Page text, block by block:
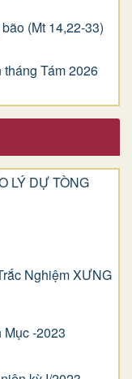
(Mt 14,22-33)
Tám 2026
LÝ DỰ TÒNG
Nghiệm XƯNG
-2023